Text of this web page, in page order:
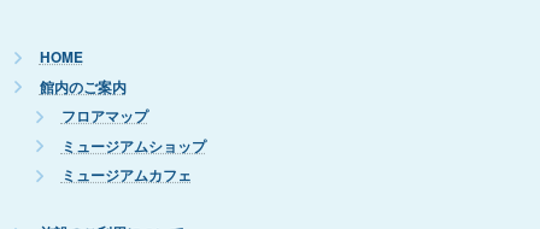
HOME
館内のご案内
フロアマップ
ミュージアムショップ
ミュージアムカフェ